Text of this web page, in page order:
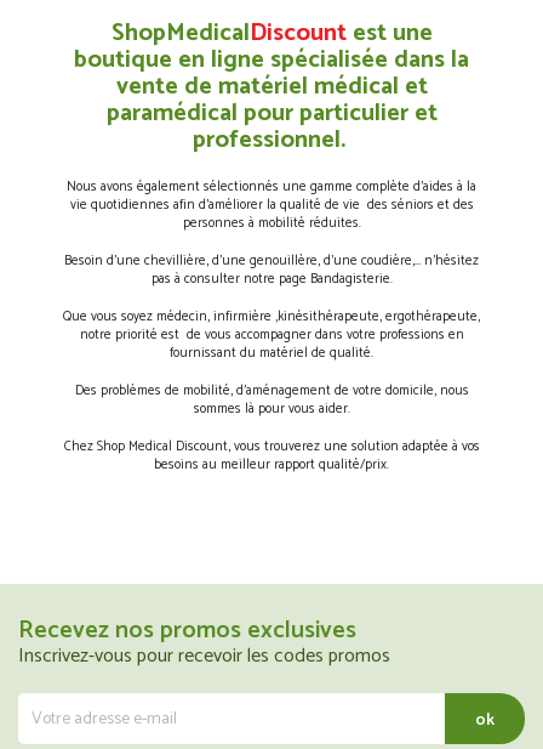
ShopMedicalDiscountest une
boutique en ligne spécialisée dans la
vente de matériel médical et
paramédical pour particulier et
professionnel.
Nous avons également sélectionnés une gamme complète d’aides à la
vie quotidiennes afin d’améliorer la qualité de vie des séniors et des
personnes à mobilité réduites.
Besoin d’une chevillière, d’une genouillère, d’une coudière,… n’hésitez
pas à consulter notre page Bandagisterie.
Que vous soyez médecin, infirmière ,kinésithérapeute, ergothérapeute,
notre priorité est de vous accompagner dans votre professions en
fournissant du matériel de qualité.
Des problèmes de mobilité, d’aménagement de votre domicile, nous
sommes là pour vous aider.
Chez Shop Medical Discount, vous trouverez une solution adaptée à vos
besoins au meilleur rapport qualité/prix.
Recevez nos promos exclusives
Inscrivez-vous pour recevoir les codes promos